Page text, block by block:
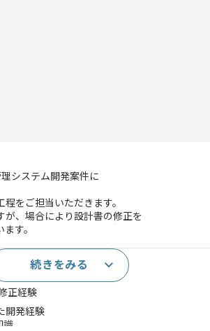
システム開発案件に
をご担当いただきます。
が、場合により設計書の修正を
す。
正経験
開発経験
識
続きをみる